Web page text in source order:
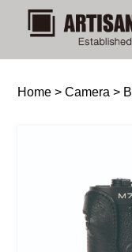
Home >Camera >